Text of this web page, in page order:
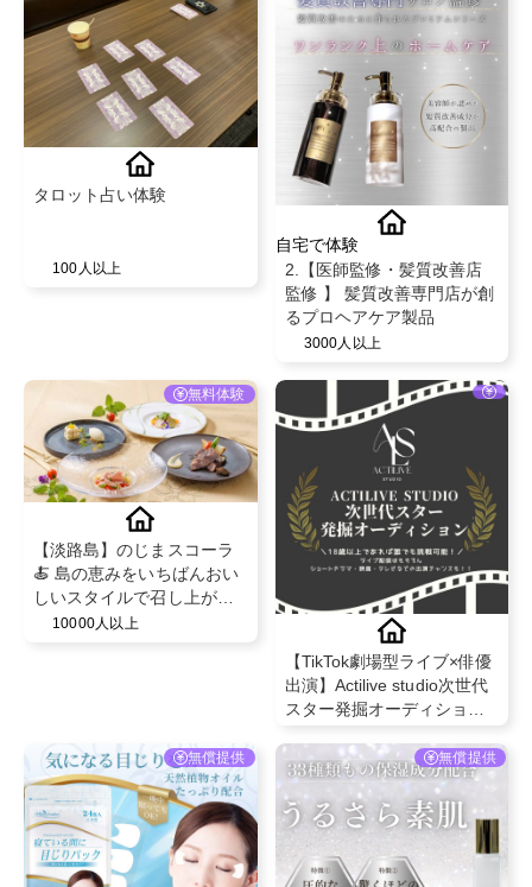
タロット占い体験
100人以上
自宅で体験
2.【医師監修・髪質改善店
監修 】 髪質改善専門店が創
るプロヘアケア製品
3000人以上
無料体験
【淡路島】のじまスコーラ
🍝 島の恵みをいちばんおい
しいスタイルで召し上がっ
て いただく創作イタリアン
10000人以上
【TikTok劇場型ライブ×俳優
出演】Actilive studio次世代
スター発掘オーディション
無償提供 無償提供